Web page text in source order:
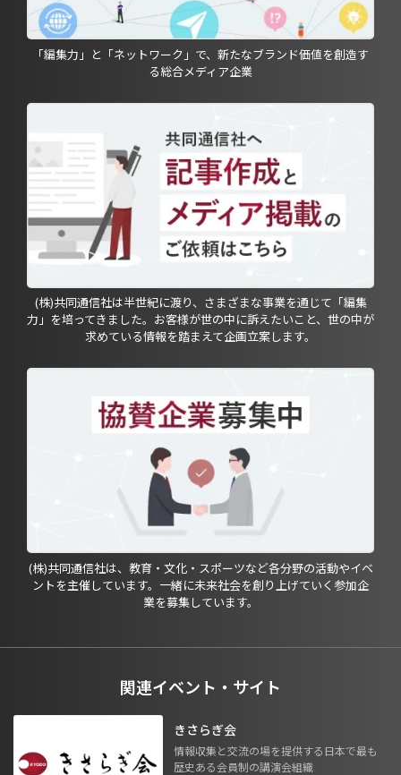
「編集力」と「ネットワーク」で、新たなブランド価値を創造す
る総合メディア企業
(株)共同通信社は半世紀に渡り、さまざまな事業を通じて「編集
力」を培ってきました。お客様が世の中に訴えたいこと、世の中が
求めている情報を踏まえて企画立案します。
(株)共同通信社は、教育・文化・スポーツなど各分野の活動やイベ
ントを主催しています。一緒に未来社会を創り上げていく参加企
業を募集しています。
関連イベント・サイト
きさらぎ会
情報収集と交流の場を提供する日本で最も
歴史ある会員制の講演会組織